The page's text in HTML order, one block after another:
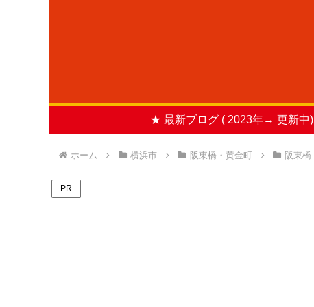
★ 最新ブログ ( 2023年→ 更新中)
ホーム 横浜市 阪東橋・黄金町 阪東橋
PR